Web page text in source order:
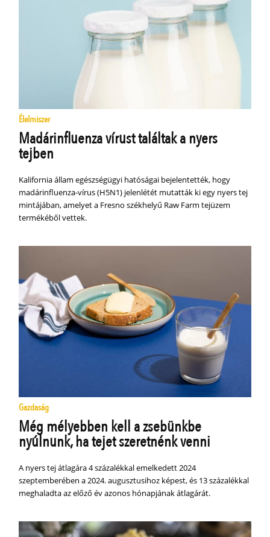
Élelmiszer
Madárinfluenza vírust találtak a nyers
tejben
Kalifornia állam egészségügyi hatóságai bejelentették, hogy
madárinfluenza-vírus (H5N1) jelenlétét mutatták ki egy nyers tej
mintájában, amelyet a Fresno székhelyű Raw Farm tejüzem
termékéből vettek.
Gazdaság
Még mélyebben kell a zsebünkbe
nyúlnunk, ha tejet szeretnénk venni
A nyers tej átlagára 4 százalékkal emelkedett 2024
szeptemberében a 2024. augusztusihoz képest, és 13 százalékkal
meghaladta az előző év azonos hónapjának átlagárát.